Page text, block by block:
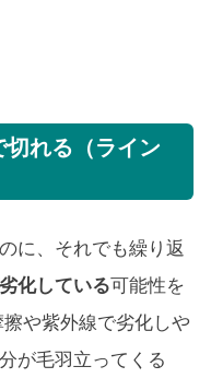
切れる（ライン
に、それでも繰り返
化している可能性を
や紫外線で劣化しや
が毛羽立ってくる